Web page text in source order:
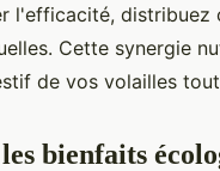
l'efficacité, distribuez
Cette synergie
de vos volailles
bienfaits